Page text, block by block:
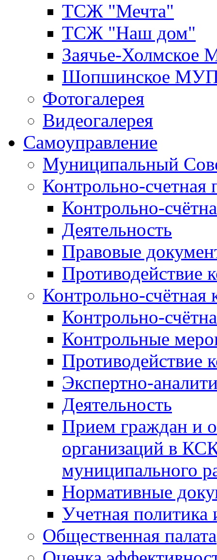
ТСЖ "Мечта"
ТСЖ "Наш дом"
Заячье-
Шопшинское
Фотогалерея
Видеогалерея
Самоуправление
Муниципальный
Контрольно-счетная
Контрольно-
Деятельность
Правовые
Противодействие
Контрольно-счётная
Контрольно-
Контрольные
Противодействие
Экспертно-
Деятельность
Прием граждан и
организаций в
муниципального
Нормативные
Учетная политика
Общественная палата